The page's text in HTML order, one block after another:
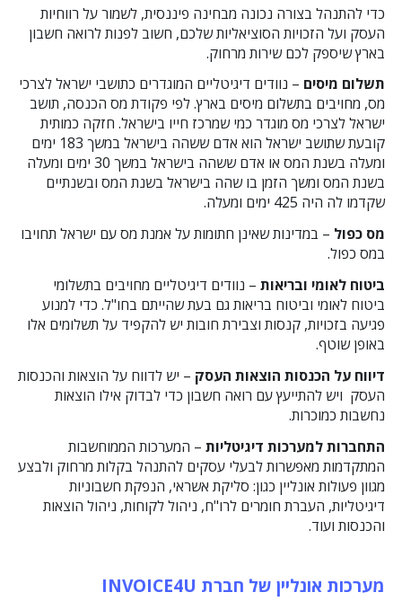
כדי להתנהל בצורה נכונה מבחינה פיננסית, לשמור על רווחיות
העסק ועל הזכויות הסוציאליות שלכם, חשוב לפנות לרואה חשבון
בארץ שיספק לכם שירות מרחוק.
תשלום מיסים – נוודים דיגיטליים המוגדרים כתושבי ישראל לצרכי
מס, מחויבים בתשלום מיסים בארץ. לפי פקודת מס הכנסה, תושב
ישראל לצרכי מס מוגדר כמי שמרכז חייו בישראל. חזקה כמותית
קובעת שתושב ישראל הוא אדם ששהה בישראל במשך 183 ימים
ומעלה בשנת המס או אדם ששהה בישראל במשך 30 ימים ומעלה
בשנת המס ומשך הזמן בו שהה בישראל בשנת המס ובשנתיים
שקדמו לה היה 425 ימים ומעלה.
מס כפול – במדינות שאינן חתומות על אמנת מס עם ישראל תחויבו
במס כפול.
ביטוח לאומי ובריאות – נוודים דיגיטליים מחויבים בתשלומי
ביטוח לאומי וביטוח בריאות גם בעת שהייתם בחו"ל. כדי למנוע
פגיעה בזכויות, קנסות וצבירת חובות יש להקפיד על תשלומים אלו
באופן שוטף.
דיווח על הכנסות הוצאות העסק – יש לדווח על הוצאות והכנסות
העסק ויש להתייעץ עם רואה חשבון כדי לבדוק אילו הוצאות
נחשבות כמוכרות.
התחברות למערכות דיגיטליות – המערכות הממוחשבות
המתקדמות מאפשרות לבעלי עסקים להתנהל בקלות מרחוק ולבצע
מגוון פעולות אונליין כגון: סליקת אשראי, הנפקת חשבוניות
דיגיטליות, העברת חומרים לרו"ח, ניהול לקוחות, ניהול הוצאות
והכנסות ועוד.
מערכות אונליין של חברת INVOICE4U